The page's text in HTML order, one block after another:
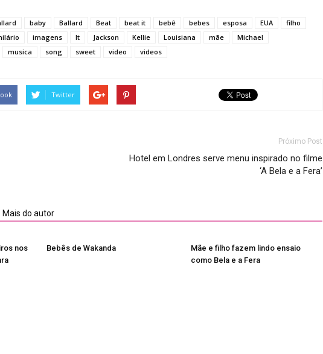
baby Ballard Beat beat it bebê bebes esposa EUA
filho
imagens It Jackson Kellie Louisiana mãe
Michael
musica song sweet video videos
Twitter
Próximo Post
Hotel em Londres serve menu inspirado no filme
‘A Bela e a Fera’
Mais do autor
nos
Bebês de Wakanda
Mãe e filho fazem lindo ensaio
como Bela e a Fera